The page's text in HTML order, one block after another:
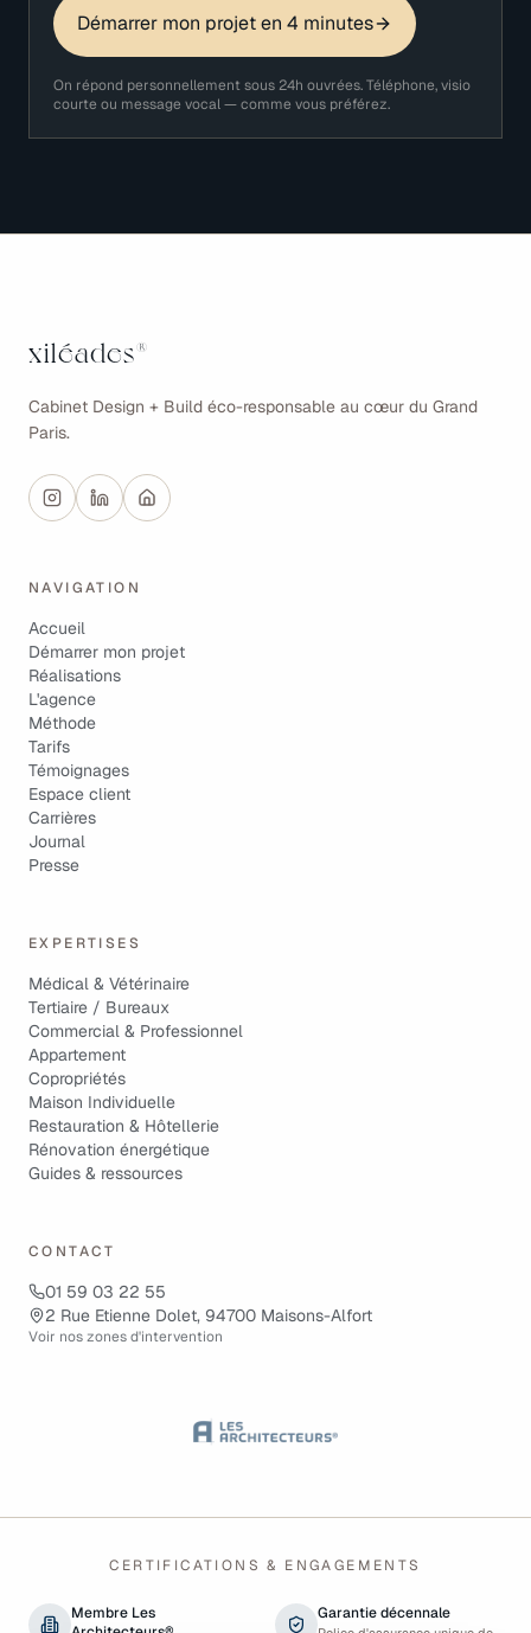
Démarrer mon projet en 4 minutes
On répond personnellement sous 24h ouvrées. Téléphone, visio
courte ou message vocal — comme vous préférez.
xiléades ®
Cabinet Design + Build éco-responsable au cœur du Grand
Paris.
NAVIGATION
Accueil
Démarrer mon projet
Réalisations
L'agence
Méthode
Tarifs
Témoignages
Espace client
Carrières
Journal
Presse
EXPERTISES
Médical & Vétérinaire
Tertiaire / Bureaux
Commercial & Professionnel
Appartement
Copropriétés
Maison Individuelle
Restauration & Hôtellerie
Rénovation énergétique
Guides & ressources
CONTACT
01 59 03 22 55
2 Rue Etienne Dolet, 94700 Maisons-Alfort
Voir nos zones d'intervention
CERTIFICATIONS & ENGAGEMENTS
Membre Les
Garantie décennale